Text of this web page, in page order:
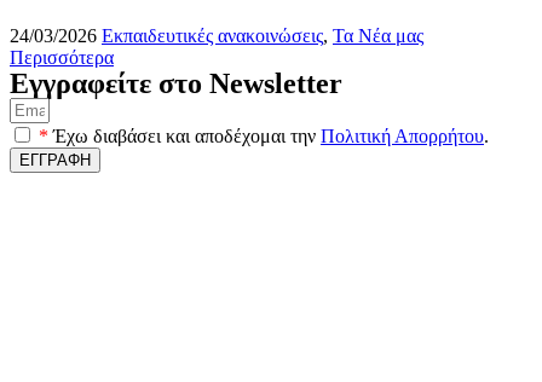
24/03/2026 Εκπαιδευτικές ανακοινώσεις, Τα Νέα μας
Περισσότερα
Εγγραφείτε στο Newsletter
* Έχω διαβάσει και αποδέχομαι την Πολιτική Απορρήτου.
ΕΓΓΡΑΦΗ